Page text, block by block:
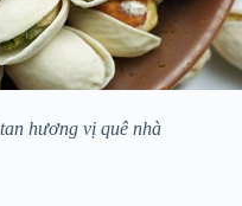
hương vị quê nhà